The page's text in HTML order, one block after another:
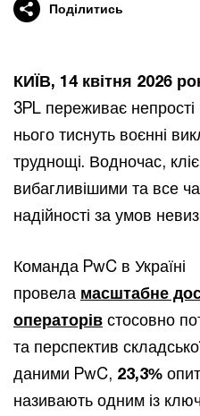
Поділитись
КИЇВ, 14 квітня 2026
3PL переживає
нього тиснуть воєнні
труднощі. Водночас,
вибагливішими та все
надійності за умов
Команда PwC в Україні
провела масштабне
операторів стосовно
та перспектив
даними PwC, 23,3%
називають одним із